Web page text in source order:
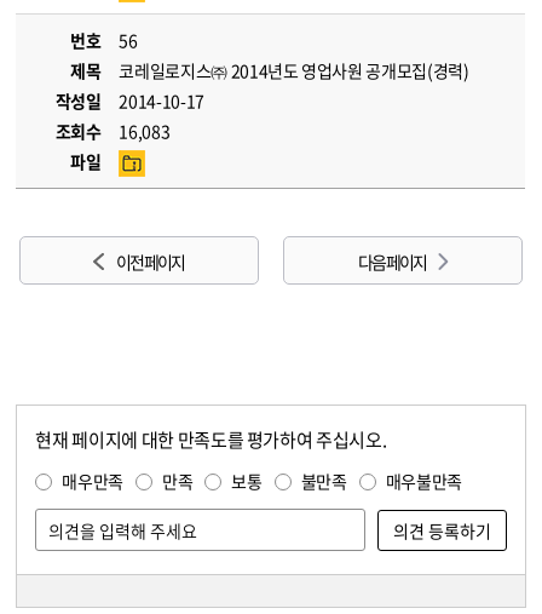
번호
56
제목
코레일로지스㈜ 2014년도 영업사원 공개모집(경력)
작성일
2014-10-17
조회수
16,083
파일
이전 페이지 다음 페이지
현재 페이지에 대한 만족도를 평가하여 주십시오.
매우만족 만족 보통 불만족 매우불만족